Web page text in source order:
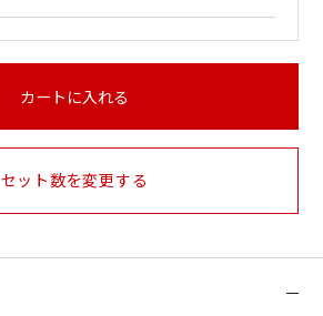
カートに入れる
セット数を変更する